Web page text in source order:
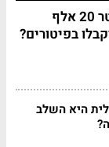
המדינה רוצה לפטר 20 אלף
בפיטורים?
היא השלב